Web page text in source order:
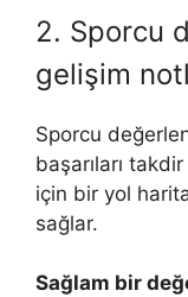
2. Sporcu
gelişim
Sporcu
başarıları
için bir yol
sağlar.
Sağlam bir